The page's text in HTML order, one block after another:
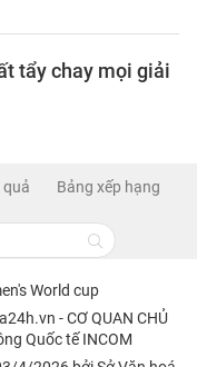
tẩy chay mọi giải
quả Bảng xếp hạng
- CƠ QUAN CHỦ
Quốc tế INCOM